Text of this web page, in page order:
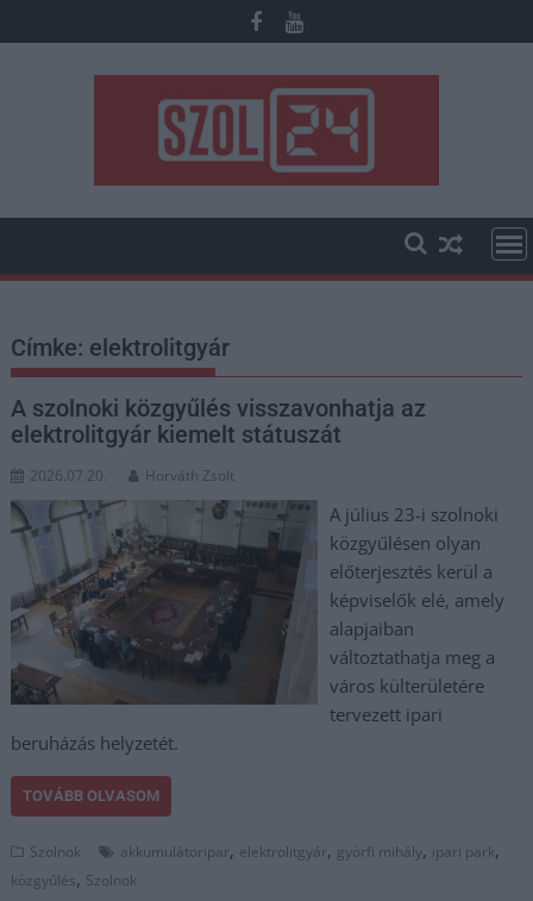
to
Címke: elektrolitgyár
A szolnoki közgyűlés visszavonhatja az
elektrolitgyár kiemelt státuszát
2026.07.20. Horváth Zsolt
A július 23-i szolnoki
közgyűlésen olyan
előterjesztés kerül a
képviselők elé, amely
alapjaiban
változtathatja meg a
város külterületére
tervezett ipari
beruházás helyzetét.
TOVÁBB OLVASOM
Szolnok akkumulátoripar, elektrolitgyár, györfi mihály, ipari park,
közgyűlés, Szolnok